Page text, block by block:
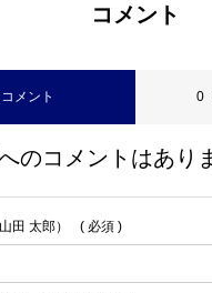
コメント
メント 0
のコメントはあり
田 太郎） ( 必須 )